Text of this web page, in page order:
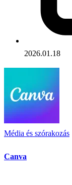
2026.01.18
Média és szórakozás
Canva